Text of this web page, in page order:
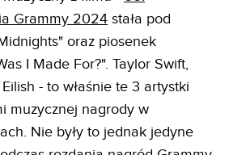
Grammy 2024 stała pod
oraz piosenek
I Made For?". Taylor Swift,
- to właśnie te 3 artystki
muzycznej nagrody w
Nie były to jednak jedyne